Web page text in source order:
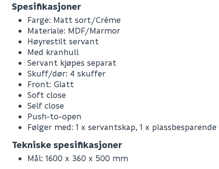
Spesifikasjoner
Farge: Matt sort/Créme
Materiale: MDF/Marmor
Høyrestilt servant
Med kranhull
Servant kjøpes separat
Skuff/dør: 4 skuffer
Front: Glatt
Soft close
Self close
Push-to-open
Følger med: 1 x servantskap, 1 x
Tekniske spesifikasjoner
Mål: 1600 x 360 x 500 mm
Leverandørens varenummer
Nobb No